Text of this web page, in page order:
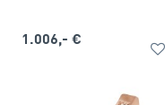
1.006,- €